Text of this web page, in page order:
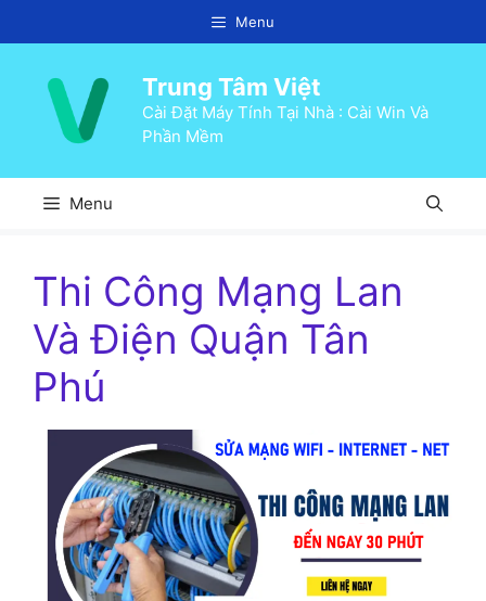
đến
Menu
Trung Tâm Việt
Cài Đặt Máy Tính Tại Nhà : Cài Win Và
Phần Mềm
Menu
Thi Công Mạng Lan
Và Điện Quận Tân
Phú